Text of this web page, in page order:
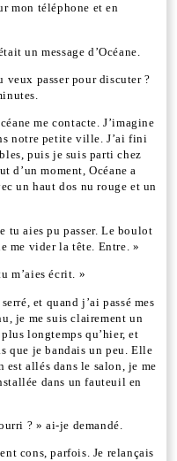
mon téléphone et en
un message d’Océane.
veux passer pour discuter ?
me contacte. J’imagine
notre petite ville. J’ai fini
puis je suis parti chez
d’un moment, Océane a
un haut dos nu rouge et un
tu aies pu passer. Le boulot
me vider la tête. Entre. »
m’aies écrit. »
et quand j’ai passé mes
je me suis clairement un
longtemps qu’hier, et
que je bandais un peu. Elle
est allés dans le salon, je me
dans un fauteuil en
? » ai-je demandé.
cons, parfois. Je relançais